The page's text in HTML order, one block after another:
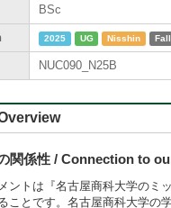
BSc
2025 UG Nisshin Fall
NUC090_N25B
関係性 / Connection to
ントは『名古屋商科大学のミ
ことです。名古屋商科大学の